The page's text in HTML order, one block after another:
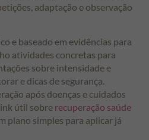
adaptação e observação
e baseado em evidências para
atividades concretas para
sobre intensidade e
e dicas de segurança.
após doenças e cuidados
útil sobre recuperação saúde
plano simples para aplicar já